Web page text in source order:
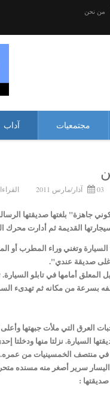
من نحن
مجتمعيات آداب
03 آذار/مارس 2011
جاهزة" بلغتها صديقتها
القديمة ثم أدارت محرك
وتغني وراء المطرب أو
صديقة عندي".
المعلق أمامها في تابلو
بسرعة من مكانه ثم تهدىء
العرق التي ملأت جبهتها
نزلتا منها ودخلتا
في منتصف الخمسينيات من عمره.
سرير أصغر منه مسنده
: